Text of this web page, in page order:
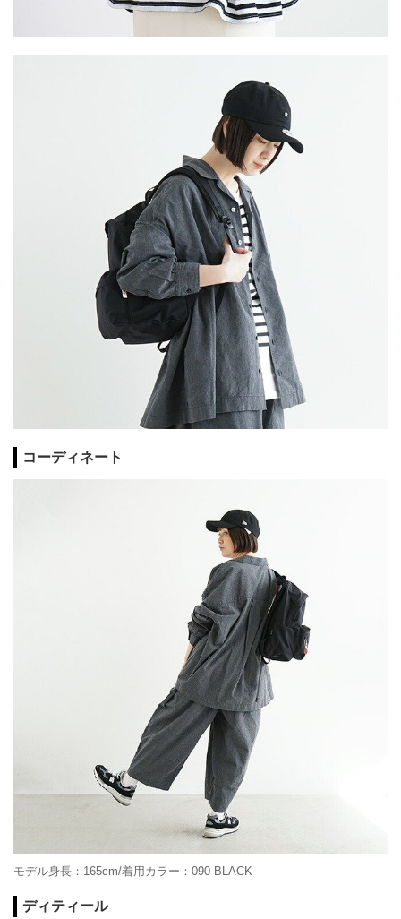
コーディネート
モデル身長：165cm/着用カラー：090 BLACK
ディティール